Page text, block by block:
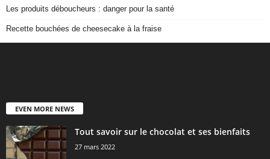
Les produits déboucheurs : danger pour la santé
Recette bouchées de cheesecake à la fraise
EVEN MORE NEWS
Tout savoir sur le chocolat et ses bienfaits
27 mars 2022